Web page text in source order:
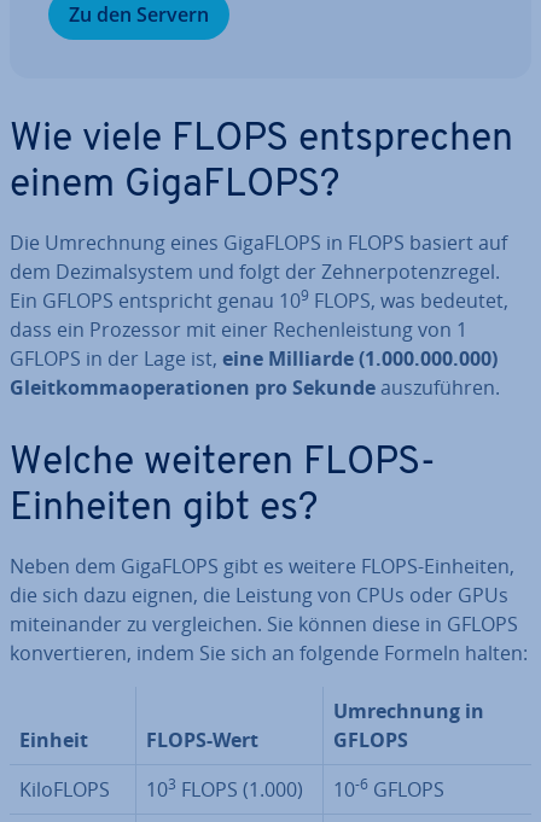
Zu den Servern
Wie viele FLOPS ent­spre­chen
einem GigaFLOPS?
Die Um­rech­nung eines GigaFLOPS in FLOPS basiert auf
dem De­zi­mal­sys­tem und folgt der Zeh­ner­po­tenz­re­gel.
Ein GFLOPS ent­spricht genau 109 FLOPS, was bedeutet,
dass ein Prozessor mit einer Re­chen­leis­tung von 1
GFLOPS in der Lage ist, eine Milliarde (1.000.000.000)
Gleit­kom­ma­ope­ra­tio­nen pro Sekundeaus­zu­füh­ren.
Welche weiteren FLOPS-
Einheiten gibt es?
Neben dem GigaFLOPS gibt es weitere FLOPS-Einheiten,
die sich dazu eignen, die Leistung von CPUs oder GPUs
mit­ein­an­der zu ver­glei­chen. Sie können diese in GFLOPS
kon­ver­tie­ren, indem Sie sich an folgende Formeln halten:
Einheit FLOPS-Wert
Um­rech­nung in
GFLOPS
KiloFLOPS
103 FLOPS (1.000) 10-6 GFLOPS